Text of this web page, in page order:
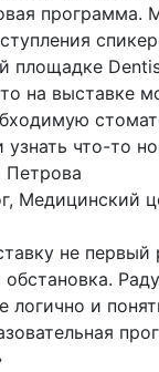
программа.
площадке
на выставке
что-то
Петрова
Медицинский
не первый
обстановка.
логично и